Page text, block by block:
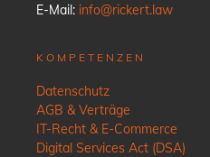
E-Mail: info@rickert.law
KOMPETENZEN
Datenschutz
AGB & Verträge
IT-Recht & E-Commerce
Digital Services Act (DSA)